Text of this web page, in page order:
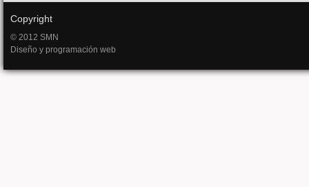
Copyright
© 2012 SMN
Diseño y programación web